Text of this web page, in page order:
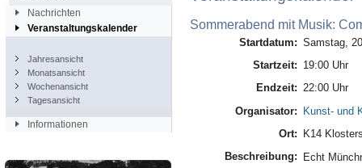
Nachrichten
Veranstaltungskalender
Jahresansicht
Monatsansicht
Wochenansicht
Tagesansicht
Informationen
Sommerabend mit Musik:
Startdatum: Samstag,
Startzeit: 19:00 Uhr
Endzeit: 22:00 Uhr
Organisator: Kunst- und
Ort:
K14
Beschreibung:
Echt